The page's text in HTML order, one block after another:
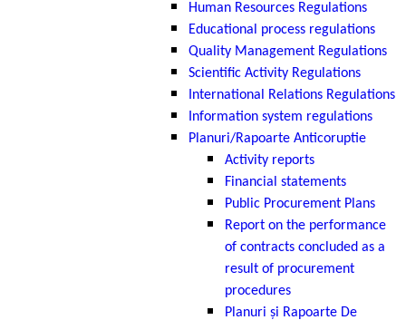
Human Resources Regulations
Educational process regulations
Quality Management Regulations
Scientific Activity Regulations
International Relations Regulations
Information system regulations
Planuri/Rapoarte Anticoruptie
Activity reports
Financial statements
Public Procurement Plans
Report on the performance
of contracts concluded as a
result of procurement
procedures
Planuri și Rapoarte De